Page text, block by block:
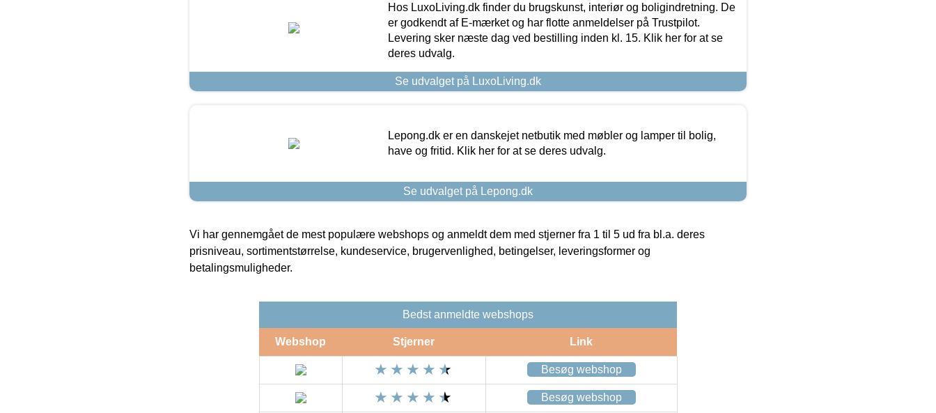
Hos LuxoLiving.dk finder du brugskunst, interiør og boligindretning. De
er godkendt af E-mærket og har flotte anmeldelser på Trustpilot.
Levering sker næste dag ved bestilling inden kl. 15. Klik her for at se
deres udvalg.
Se udvalget på LuxoLiving.dk
Lepong.dk er en danskejet netbutik med møbler og lamper til bolig,
have og fritid. Klik her for at se deres udvalg.
Se udvalget på Lepong.dk
Vi har gennemgået de mest populære webshops og anmeldt dem med stjerner fra 1 til 5 ud fra bl.a. deres
prisniveau, sortimentstørrelse, kundeservice, brugervenlighed, betingelser, leveringsformer og
betalingsmuligheder.
Bedst anmeldte webshops
Webshop Stjerner Link
Besøg webshop
Besøg webshop